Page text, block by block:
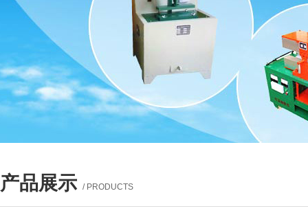
产品展示 / PRODUCTS